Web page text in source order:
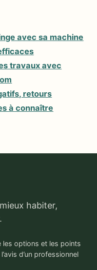
avec sa machine
travaux avec
retours
à connaître
habiter,
les options et les points
d’un professionnel